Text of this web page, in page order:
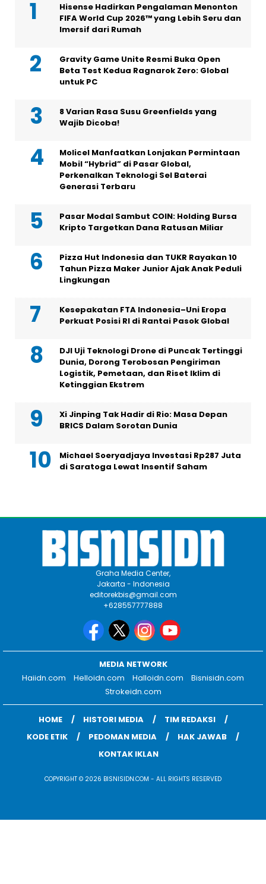
Hisense Hadirkan Pengalaman Menonton
FIFA World Cup 2026™ yang Lebih Seru dan
Imersif dari Rumah
Gravity Game Unite Resmi Buka Open
Beta Test Kedua Ragnarok Zero: Global
untuk PC
8 Varian Rasa Susu Greenfields yang
Wajib Dicoba!
Molicel Manfaatkan Lonjakan Permintaan
Mobil “Hybrid” di Pasar Global,
Perkenalkan Teknologi Sel Baterai
Generasi Terbaru
Pasar Modal Sambut COIN: Holding Bursa
Kripto Targetkan Dana Ratusan Miliar
Pizza Hut Indonesia dan TUKR Rayakan 10
Tahun Pizza Maker Junior Ajak Anak Peduli
Lingkungan
Kesepakatan FTA Indonesia–Uni Eropa
Perkuat Posisi RI di Rantai Pasok Global
DJI Uji Teknologi Drone di Puncak Tertinggi
Dunia, Dorong Terobosan Pengiriman
Logistik, Pemetaan, dan Riset Iklim di
Ketinggian Ekstrem
Xi Jinping Tak Hadir di Rio: Masa Depan
BRICS Dalam Sorotan Dunia
Michael Soeryadjaya Investasi Rp287 Juta
di Saratoga Lewat Insentif Saham
Graha Media Center,
Jakarta - Indonesia
editorekbis@gmail.com
+628557777888
MEDIA NETWORK
Haiidn.com
Helloidn.com Halloidn.com
Bisnisidn.com
Strokeidn.com
HOME HISTORI MEDIA
TIM REDAKSI
KODE ETIK
PEDOMAN MEDIA
HAK JAWAB
KONTAK IKLAN
COPYRIGHT © 2026 BISNISIDN.COM - ALL RIGHTS RESERVED